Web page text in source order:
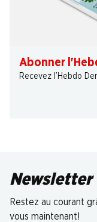
Abonner
Recevez l’Hebdo
Newsletter
Restez au courant
vous maintenant!